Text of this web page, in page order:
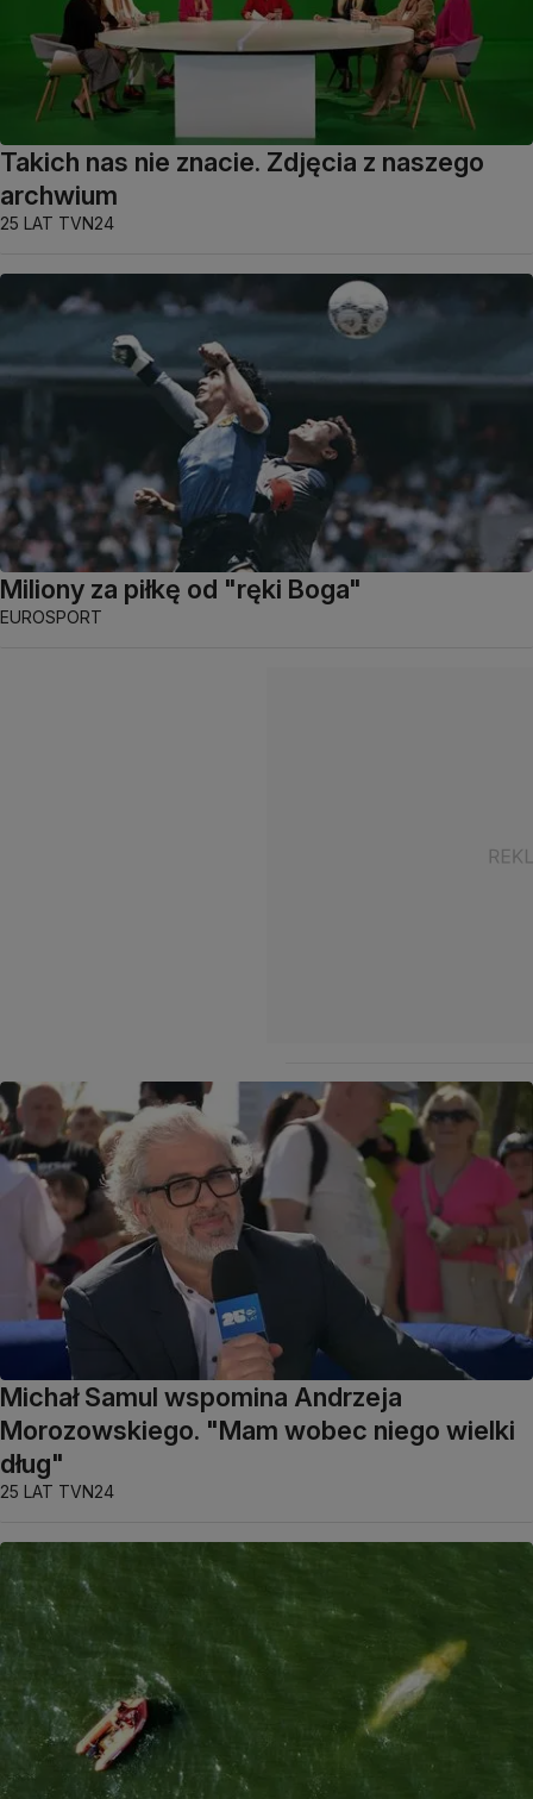
Takich nas nie znacie. Zdjęcia z naszego
archwium
25 LAT TVN24
Miliony za piłkę od "ręki Boga"
EUROSPORT
Michał Samul wspomina Andrzeja
Morozowskiego. "Mam wobec niego wielki
dług"
25 LAT TVN24